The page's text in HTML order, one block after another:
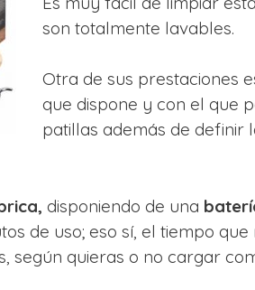
son totalmente lavables.
Otra de sus prestaciones
que dispone y con el que
patillas además de definir
disponiendo de una
de uso; eso sí, el tiempo
según quieras o no cargar